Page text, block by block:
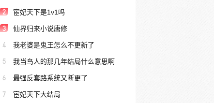
2 宦妃天下是1v1吗
3 仙界归来小说唐修
4 我老婆是鬼王怎么不更新了
5 我当鸟人的那几年结局什么意思啊
6 最强反套路系统又断更了
7 宦妃天下大结局